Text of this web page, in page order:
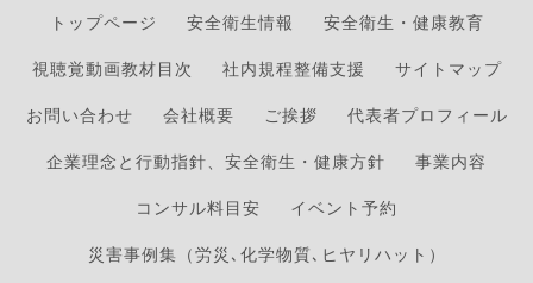
トップページ 安全衛生情報
安全衛生・健康教育
視聴覚動画教材目次
社内規程整備支援
サイトマップ
お問い合わせ
会社概要 ご挨拶
代表者プロフィール
企業理念と行動指針、安全衛生・健康方針
事業内容
コンサル料目安
イベント予約
災害事例集（労災､化学物質､ヒヤリハット）